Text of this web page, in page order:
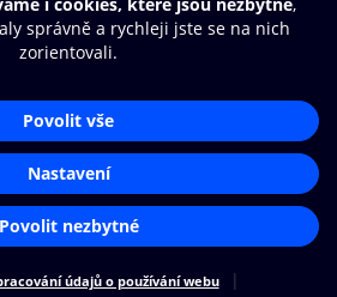
údajů
Aplikace O2 Knihovna
Čti a poslouchej své e-knihy a
audioknihy rychleji a pohodlněji.